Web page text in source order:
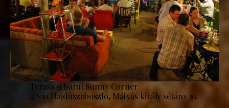
Terasa și barul Sunny Corner
4200 Hajdúszoboszló, Mátyás király sétány 10.